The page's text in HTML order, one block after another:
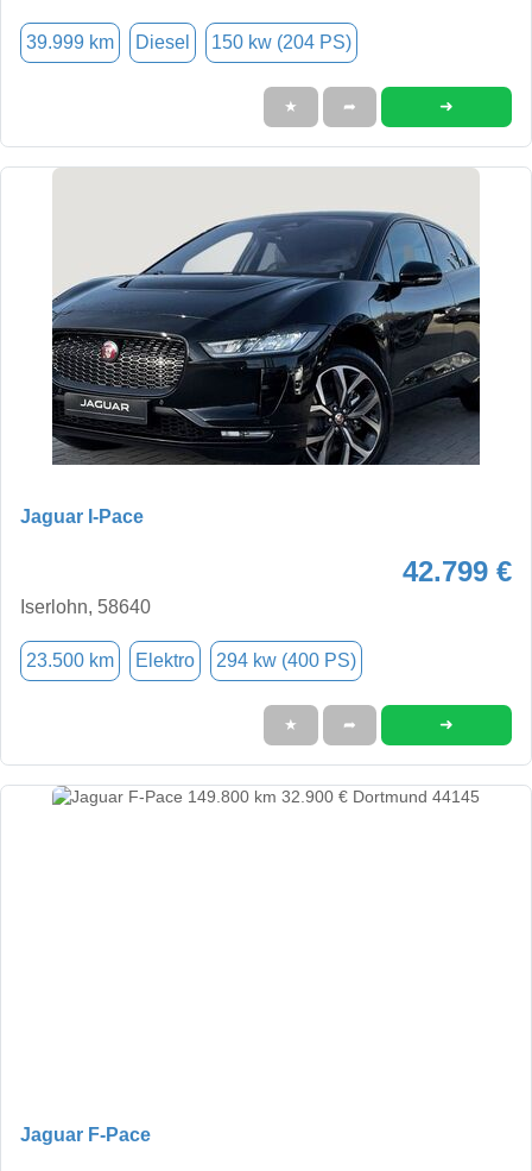
39.999 km Diesel 150 kw (204 PS)
★ ➦ ➜
Jaguar I-Pace
42.799 €
Iserlohn, 58640
23.500 km Elektro 294 kw (400 PS)
★ ➦ ➜
Jaguar F-Pace